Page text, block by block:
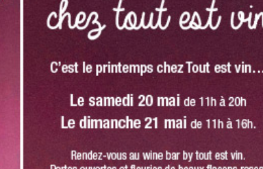
dimanche